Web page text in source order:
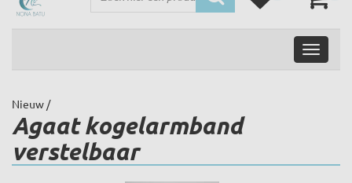
Nieuw /
Agaat kogelarmband
verstelbaar